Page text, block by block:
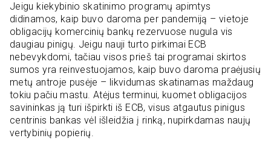
Jeigu kiekybinio skatinimo programų apimtys
didinamos, kaip buvo daroma per pandemiją – vietoje
obligacijų komercinių bankų rezervuose nugula vis
daugiau pinigų. Jeigu nauji turto pirkimai ECB
nebevykdomi, tačiau visos prieš tai programai skirtos
sumos yra reinvestuojamos, kaip buvo daroma praėjusių
metų antroje pusėje – likvidumas skatinamas maždaug
tokiu pačiu mastu. Atėjus terminui, kuomet obligacijos
savininkas ją turi išpirkti iš ECB, visus atgautus pinigus
centrinis bankas vėl išleidžia į rinką, nupirkdamas naujų
vertybinių popierių.